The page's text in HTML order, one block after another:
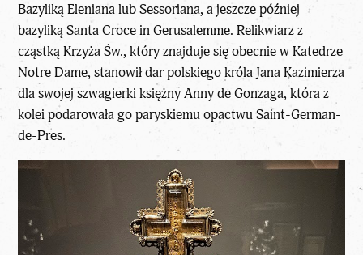
Bazyliką Eleniana lub Sessoriana, a jeszcze później
bazyliką Santa Croce in Gerusalemme. Relikwiarz z
cząstką Krzyża Św., który znajduje się obecnie w Katedrze
Notre Dame, stanowił dar polskiego króla Jana Kazimierza
dla swojej szwagierki księżny Anny de Gonzaga, która z
kolei podarowała go paryskiemu opactwu Saint-German-
de-Pres.